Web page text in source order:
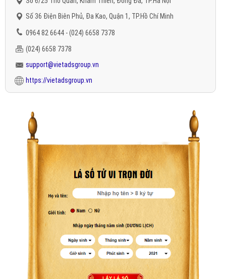
Số 36 Điện Biên Phủ, Đa Kao, Quận 1, TP.Hồ Chí Minh
0964 82 6644 - (024) 6658 7378
(024) 6658 7378
support@vietadsgroup.vn
https://vietadsgroup.vn